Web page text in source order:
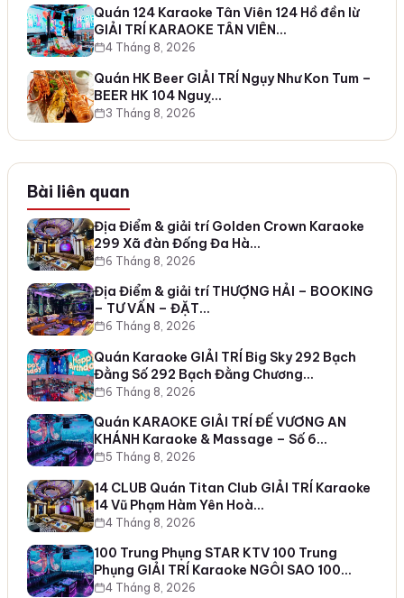
Quán 124 Karaoke Tân Viên 124 Hồ đền lừ
GIẢI TRÍ KARAOKE TÂN VIÊN…
4 Tháng 8, 2026
Quán HK Beer GIẢI TRÍ Ngụy Như Kon Tum –
BEER HK 104 Nguỵ…
3 Tháng 8, 2026
Bài liên quan
Địa Điểm & giải trí Golden Crown Karaoke
299 Xã đàn Đống Đa Hà…
6 Tháng 8, 2026
Địa Điểm & giải trí THƯỢNG HẢI – BOOKING
– TƯ VẤN – ĐẶT…
6 Tháng 8, 2026
Quán Karaoke GIẢI TRÍ Big Sky 292 Bạch
Đằng Số 292 Bạch Đằng Chương…
6 Tháng 8, 2026
Quán KARAOKE GIẢI TRÍ ĐẾ VƯƠNG AN
KHÁNH Karaoke & Massage – Số 6…
5 Tháng 8, 2026
14 CLUB Quán Titan Club GIẢI TRÍ Karaoke
14 Vũ Phạm Hàm Yên Hoà…
4 Tháng 8, 2026
100 Trung Phụng STAR KTV 100 Trung
Phụng GIẢI TRÍ Karaoke NGÔI SAO 100…
4 Tháng 8, 2026